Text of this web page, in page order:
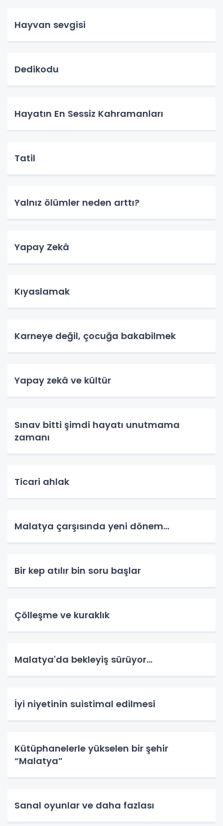
Hayvan sevgisi
Dedikodu
Hayatın En Sessiz Kahramanları
Tatil
Yalnız ölümler neden arttı?
Yapay Zekâ
Kıyaslamak
Karneye değil, çocuğa bakabilmek
Yapay zekâ ve kültür
Sınav bitti şimdi hayatı unutmama
zamanı
Ticari ahlak
Malatya çarşısında yeni dönem…
Bir kep atılır bin soru başlar
Çölleşme ve kuraklık
Malatya'da bekleyiş sürüyor…
İyi niyetinin suistimal edilmesi
Kütüphanelerle yükselen bir şehir
“Malatya”
Sanal oyunlar ve daha fazlası